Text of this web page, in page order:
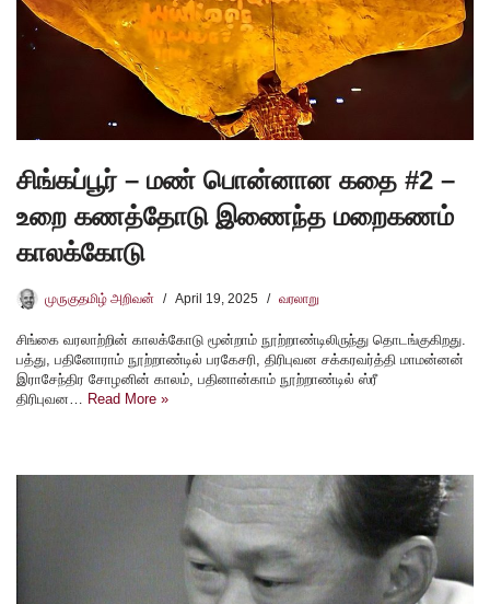
சிங்கப்பூர் – மண் பொன்னான கதை #2 –
உறை கணத்தோடு இணைந்த மறைகணம்
காலக்கோடு
முருகுதமிழ் அறிவன் April 19, 2025 வரலாறு
சிங்கை வரலாற்றின் காலக்கோடு மூன்றாம் நூற்றாண்டிலிருந்து தொடங்குகிறது.
பத்து, பதினோராம் நூற்றாண்டில் பரகேசரி, திரிபுவன சக்கரவர்த்தி மாமன்னன்
இராசேந்திர சோழனின் காலம், பதினான்காம் நூற்றாண்டில் ஸ்ரீ
திரிபுவன… Read More »